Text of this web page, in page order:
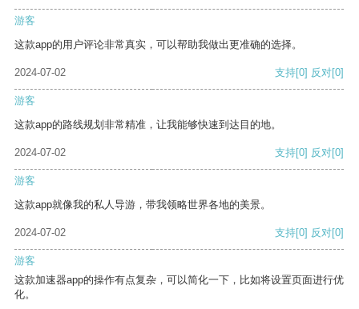
游客
这款app的用户评论非常真实，可以帮助我做出更准确的选择。
2024-07-02 支持[0] 反对[0]
游客
这款app的路线规划非常精准，让我能够快速到达目的地。
2024-07-02 支持[0] 反对[0]
游客
这款app就像我的私人导游，带我领略世界各地的美景。
2024-07-02 支持[0] 反对[0]
游客
这款加速器app的操作有点复杂，可以简化一下，比如将设置页面进行优
化。